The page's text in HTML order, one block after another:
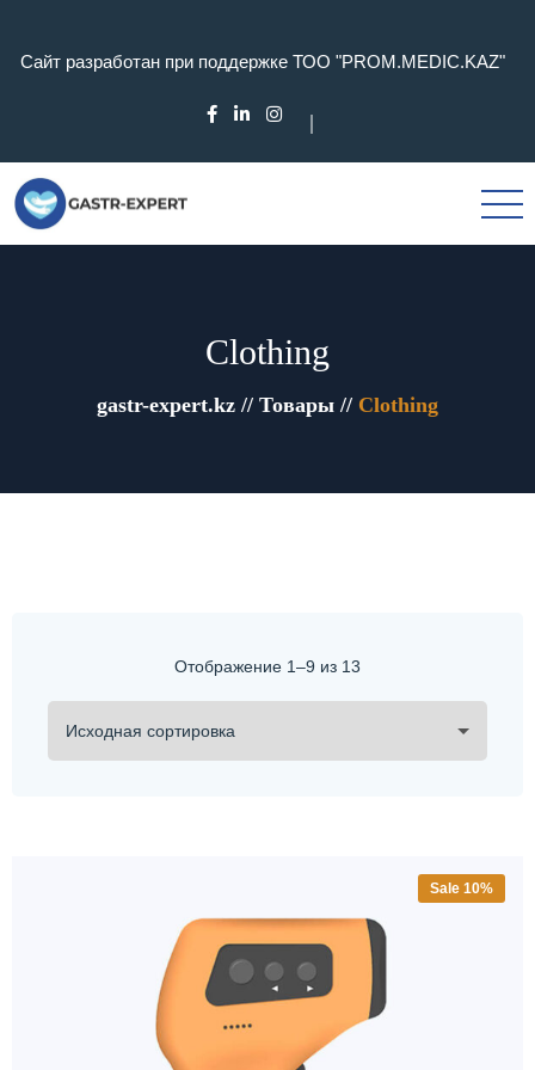
Сайт разработан при поддержке ТОО "PROM.MEDIC.KAZ"
Clothing
gastr-expert.kz // Товары // Clothing
Отображение 1–9 из 13
Sale 10%